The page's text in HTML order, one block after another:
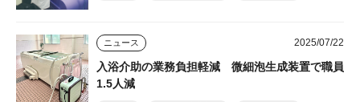
ニュース 2025/07/22
入浴介助の業務負担軽減 微細泡生成装置で職員
1.5人減